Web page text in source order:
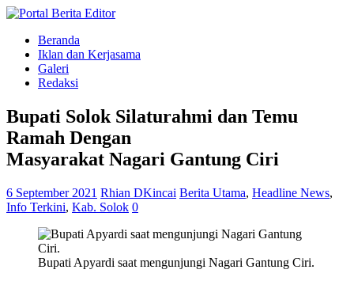
Beranda
Iklan dan Kerjasama
Galeri
Redaksi
Bupati Solok Silaturahmi dan Temu
Ramah Dengan
Masyarakat Nagari Gantung Ciri
6 September 2021 Rhian DKincai Berita Utama, Headline News,
Info Terkini, Kab. Solok 0
Bupati Apyardi saat mengunjungi Nagari Gantung Ciri.